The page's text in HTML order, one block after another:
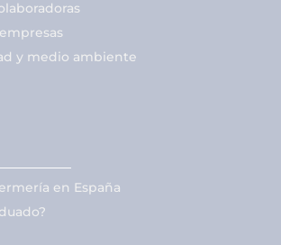
y medio ambiente
en España